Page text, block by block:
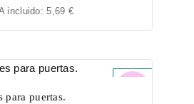
incluido:5,69 €
para puertas.